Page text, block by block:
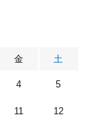
金 土
4 5
11 12